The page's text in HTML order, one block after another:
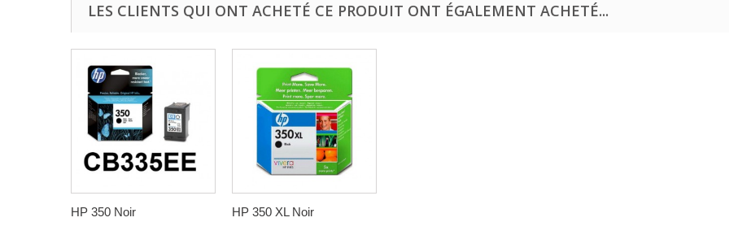
LES CLIENTS QUI ONT ACHETÉ CE PRODUIT ONT ÉGALEMENT ACHETÉ...
HP 350 Noir HP 350 XL Noir